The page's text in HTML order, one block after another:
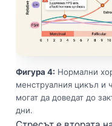
Фигура 4: Нормални
менструалния цикъл и
могат да доведат до
дни.
Татар теле
Беларуская
Frysk
Ślōnskŏ gŏdka